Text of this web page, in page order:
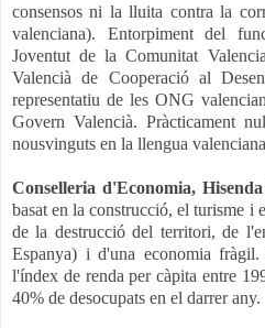
consensos ni la lluita contra la
valenciana). Entorpiment del
Joventut de la Comunitat
Valencià de Cooperació al
representatiu de les ONG
Govern Valencià. Pràcticament
nousvinguts en la llengua
Conselleria d'Economia,
basat en la construcció, el turisme i
de la destrucció del territori, de
Espanya) i d'una economia
l'índex de renda per càpita entre
40% de desocupats en el darrer any.